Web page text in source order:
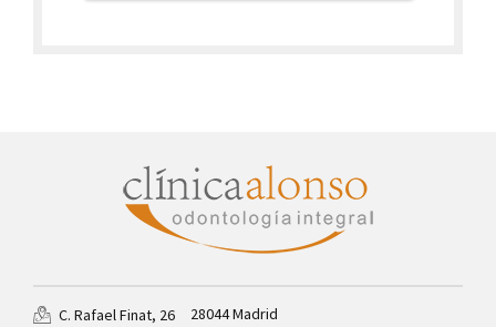
C. Rafael Finat, 26 28044 Madrid